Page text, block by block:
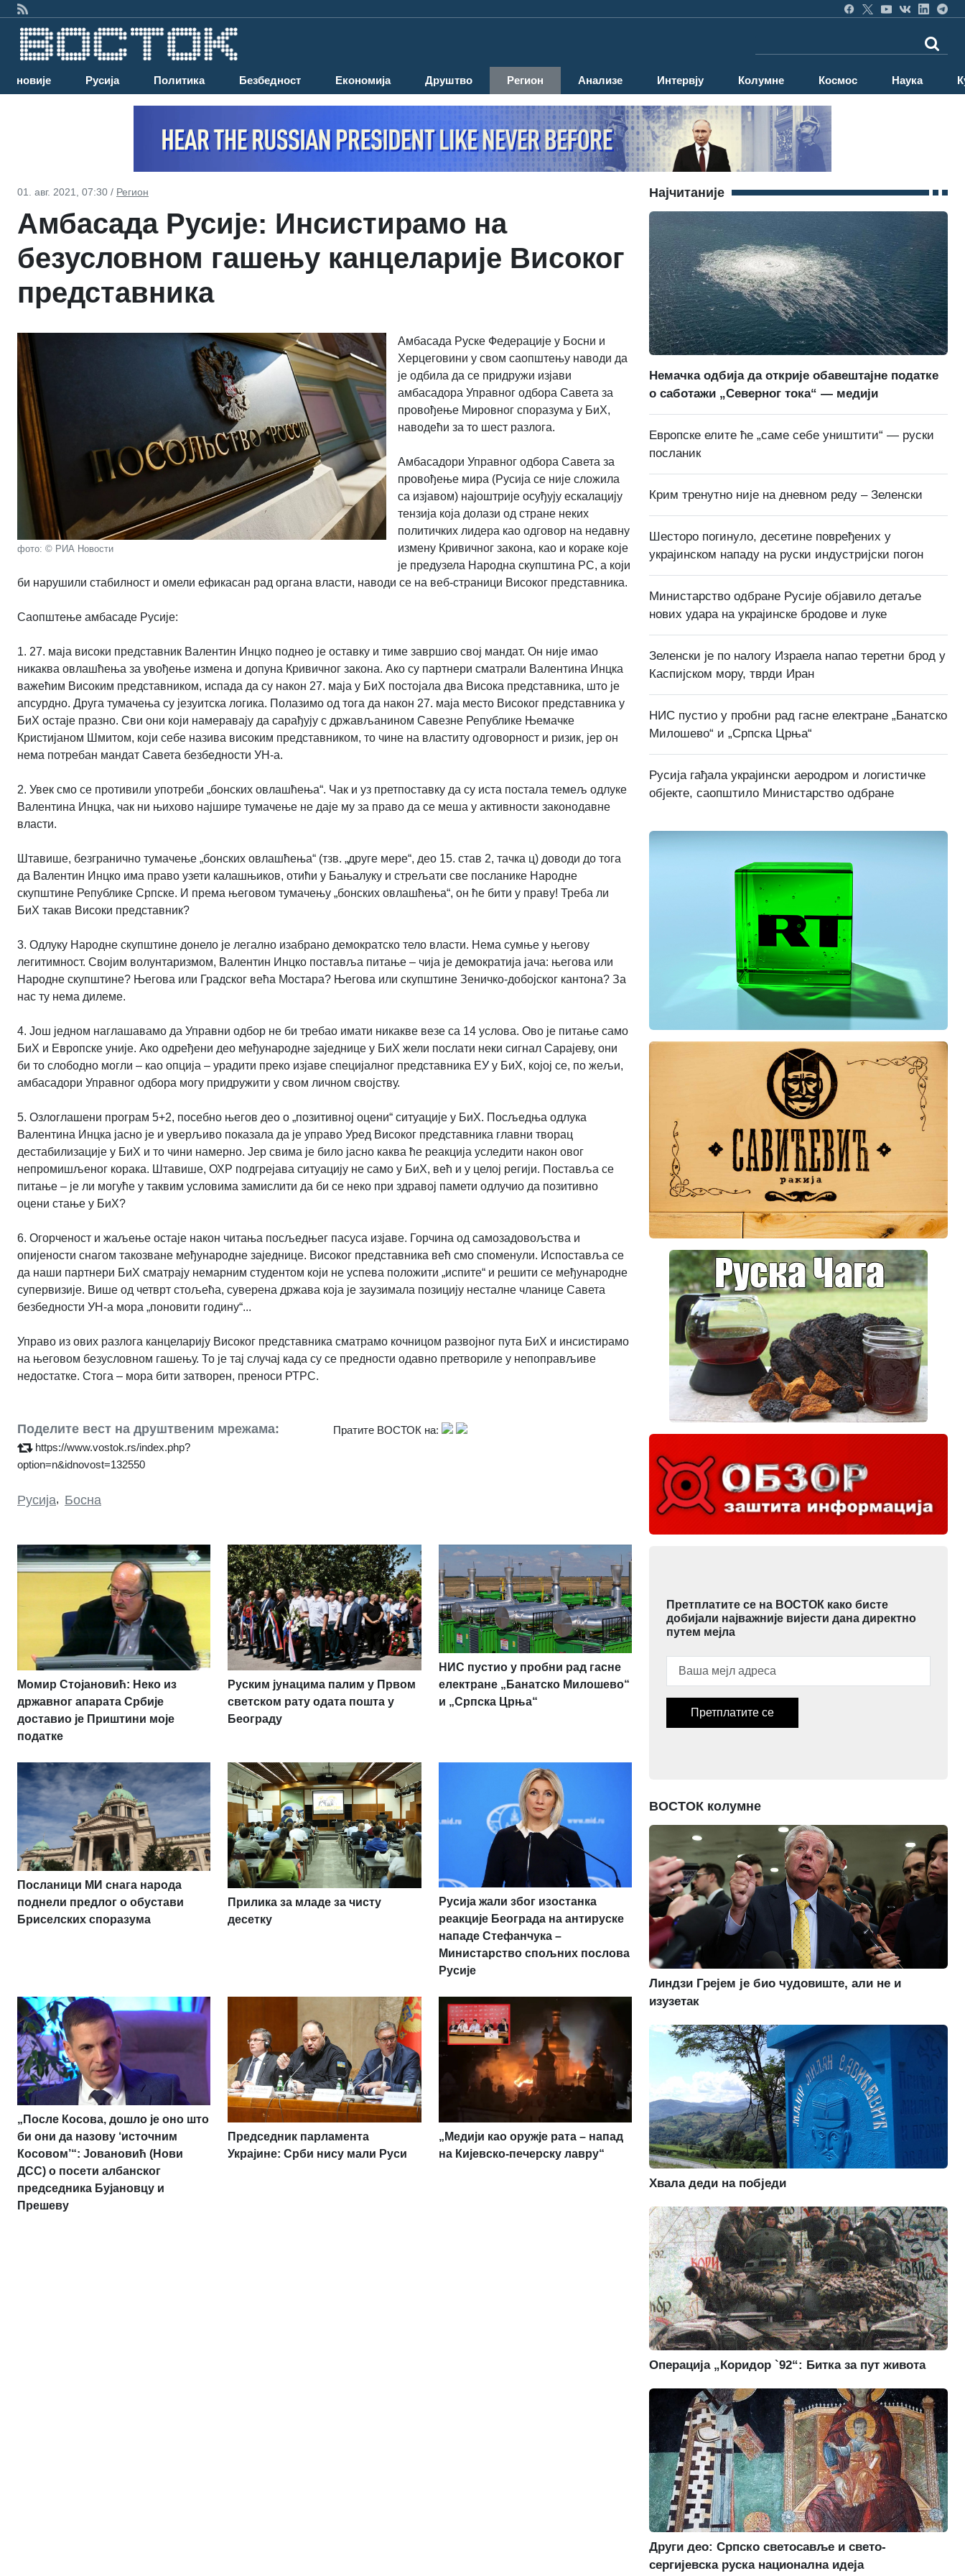
Најновије Русија Политика Безбедност Економија Друштво Регион Анализе Интервју Колумне Космос Наука
01. авг. 2021, 07:30 / Регион
Амбасада Русије: Инсистирамо на
безусловном гашењу канцеларије Високог
представника
фото: © РИА Новости
Амбасада Руске Федерације у Босни и
Херцеговини у свом саопштењу наводи да
је одбила да се придружи изјави
амбасадора Управног одбора Савета за
провођење Мировног споразума у БиХ,
наводећи за то шест разлога.
Амбасадори Управног одбора Савета за
провођење мира (Русија се није сложила
са изјавом) најоштрије осуђују ескалацију
тензија која долази од стране неких
политичких лидера као одговор на недавну
измену Кривичног закона, као и кораке које
је предузела Народна скупштина РС, а који
би нарушили стабилност и омели ефикасан рад органа власти, наводи се на веб-страници Високог представника.
Саопштење амбасаде Русије:
1. 27. маја високи представник Валентин Инцко поднео је оставку и тиме завршио свој мандат. Он није имао
никаква овлашћења за увођење измена и допуна Кривичног закона. Ако су партнери сматрали Валентина Инцка
важећим Високим представником, испада да су након 27. маја у БиХ постојала два Висока представника, што је
апсурдно. Друга тумачења су језуитска логика. Полазимо од тога да након 27. маја место Високог представника у
БиХ остаје празно. Сви они који намеравају да сарађују с држављанином Савезне Републике Њемачке
Кристијаном Шмитом, који себе назива високим представником, то чине на властиту одговорност и ризик, јер он
нема потребан мандат Савета безбедности УН-а.
2. Увек смо се противили употреби „бонских овлашћења“. Чак и уз претпоставку да су иста постала темељ одлуке
Валентина Инцка, чак ни њихово најшире тумачење не даје му за право да се меша у активности законодавне
власти.
Штавише, безгранично тумачење „бонских овлашћења“ (тзв. „друге мере“, део 15. став 2, тачка ц) доводи до тога
да Валентин Инцко има право узети калашњиков, отићи у Бањалуку и стрељати све посланике Народне
скупштине Републике Српске. И према његовом тумачењу „бонских овлашћења“, он ће бити у праву! Треба ли
БиХ такав Високи представник?
3. Одлуку Народне скупштине донело је легално изабрано демократско тело власти. Нема сумње у његову
легитимност. Својим волунтаризмом, Валентин Инцко поставља питање – чија је демократија јача: његова или
Народне скупштине? Његова или Градског већа Мостара? Његова или скупштине Зеничко-добојског кантона? За
нас ту нема дилеме.
4. Још једном наглашавамо да Управни одбор не би требао имати никакве везе са 14 услова. Ово је питање само
БиХ и Европске уније. Ако одређени део међународне заједнице у БиХ жели послати неки сигнал Сарајеву, они
би то слободно могли – као опција – урадити преко изјаве специјалног представника ЕУ у БиХ, којој се, по жељи,
амбасадори Управног одбора могу придружити у свом личном својству.
5. Озлоглашени програм 5+2, посебно његов део о „позитивној оцени“ ситуације у БиХ. Посљедња одлука
Валентина Инцка јасно је и уверљиво показала да је управо Уред Високог представника главни творац
дестабилизације у БиХ и то чини намерно. Јер свима је било јасно каква ће реакција уследити након овог
непромишљеног корака. Штавише, ОХР подгрејава ситуацију не само у БиХ, већ и у целој регији. Поставља се
питање – је ли могуће у таквим условима замислити да би се неко при здравој памети одлучио да позитивно
оцени стање у БиХ?
6. Огорченост и жаљење остаје након читања посљедњег пасуса изјаве. Горчина од самозадовољства и
опијености снагом такозване међународне заједнице. Високог представника већ смо споменули. Испоставља се
да наши партнери БиХ сматрају немарним студентом који не успева положити „испите“ и решити се међународне
супервизије. Више од четврт стољећа, суверена држава која је заузимала позицију несталне чланице Савета
безбедности УН-а мора „поновити годину“...
Управо из ових разлога канцеларију Високог представника сматрамо кочницом развојног пута БиХ и инсистирамо
на његовом безусловном гашењу. То је тај случај када су се предности одавно претвориле у непоправљиве
недостатке. Стога – мора бити затворен, преноси РТРС.
Поделите вест на друштвеним мрежама:
https://www.vostok.rs/index.php?
option=n&idnovost=132550
Пратите ВОСТОК на:
Русија, Босна
Момир Стојановић: Неко из
државног апарата Србије
доставио је Приштини моје
податке
Руским јунацима палим у Првом
светском рату одата пошта у
Београду
НИС пустио у пробни рад гасне
електране „Банатско Милошево“
и „Српска Црња“
Посланици МИ снага народа
поднели предлог о обустави
Бриселских споразума
Прилика за младе за чисту
десетку
Русија жали због изостанка
реакције Београда на антируске
нападе Стефанчука –
Министарство спољних послова
Русије
„После Косова, дошло је оно што
би они да назову ‘источним
Косовом’“: Јовановић (Нови
ДСС) о посети албанског
председника Бујановцу и
Прешеву
Председник парламента
Украјине: Срби нису мали Руси
„Медији као оружје рата – напад
на Кијевско-печерску лавру“
Најчитаније
Немачка одбија да открије обавештајне податке
о саботажи „Северног тока“ — медији
Европске елите ће „саме себе уништити“ — руски
посланик
Крим тренутно није на дневном реду – Зеленски
Шесторо погинуло, десетине повређених у
украјинском нападу на руски индустријски погон
Министарство одбране Русије објавило детаље
нових удара на украјинске бродове и луке
Зеленски је по налогу Израела напао теретни брод у
Каспијском мору, тврди Иран
НИС пустио у пробни рад гасне електране „Банатско
Милошево“ и „Српска Црња“
Русија гађала украјински аеродром и логистичке
објекте, саопштило Министарство одбране
Претплатите се на ВОСТОК како бисте
добијали најважније вијести дана директно
путем мејла
Претплатите се
ВОСТОК колумне
Линдзи Грејем је био чудовиште, али не и
изузетак
Хвала деди на побједи
Операција „Коридор `92“: Битка за пут живота
Други део: Српско светосавље и свето-
сергијевска руска национална идеја